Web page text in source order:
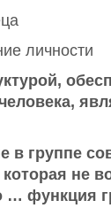
личности
в группе
не
… функция